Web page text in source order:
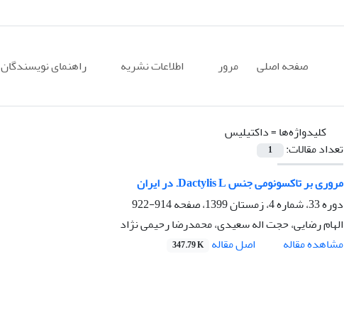
صفحه اصلی مرور اطلاعات نشریه راهنمای نویسندگان
کلیدواژه‌ها =داکتیلیس
تعداد مقالات:
1
مروری بر تاکسونومی جنس Dactylis L. در ایران
دوره 33، شماره 4، زمستان 1399، صفحه
914-922
الهام رضایی، حجت اله سعیدی، محمدرضا رحیمی نژاد
مشاهده مقاله
اصل مقاله 347.79 K